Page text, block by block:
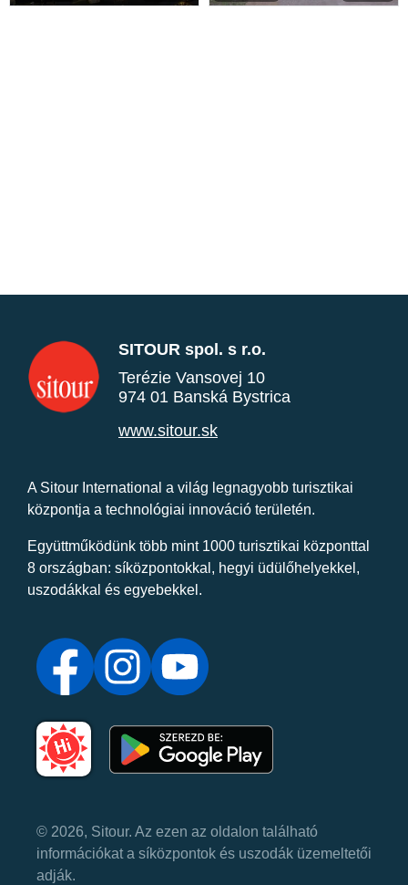
SITOUR spol. s r.o.
Terézie Vansovej 10
974 01 Banská Bystrica
www.sitour.sk
A Sitour International a világ legnagyobb turisztikai
központja a technológiai innováció területén.
Együttműködünk több mint 1000 turisztikai központtal
8 országban: síközpontokkal, hegyi üdülőhelyekkel,
uszodákkal és egyebekkel.
© 2026, Sitour. Az ezen az oldalon található
információkat a síközpontok és uszodák üzemeltetői
adják.